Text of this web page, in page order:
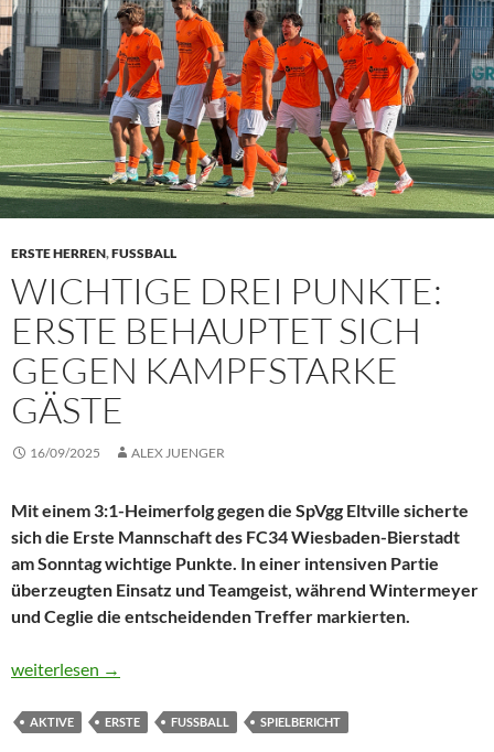
ERSTE HERREN,FUSSBALL
WICHTIGE DREI PUNKTE:
ERSTE BEHAUPTET SICH
GEGEN KAMPFSTARKE
GÄSTE
16/09/2025 ALEX JUENGER
Mit einem 3:1-Heimerfolg gegen die SpVgg Eltville sicherte
sich die Erste Mannschaft des FC34 Wiesbaden-Bierstadt
am Sonntag wichtige Punkte. In einer intensiven Partie
überzeugten Einsatz und Teamgeist, während Wintermeyer
und Ceglie die entscheidenden Treffer markierten.
Wichtige drei Punkte: Erste behauptet sich gegen kampfstarke
weiterlesen →
AKTIVE ERSTE FUSSBALL SPIELBERICHT